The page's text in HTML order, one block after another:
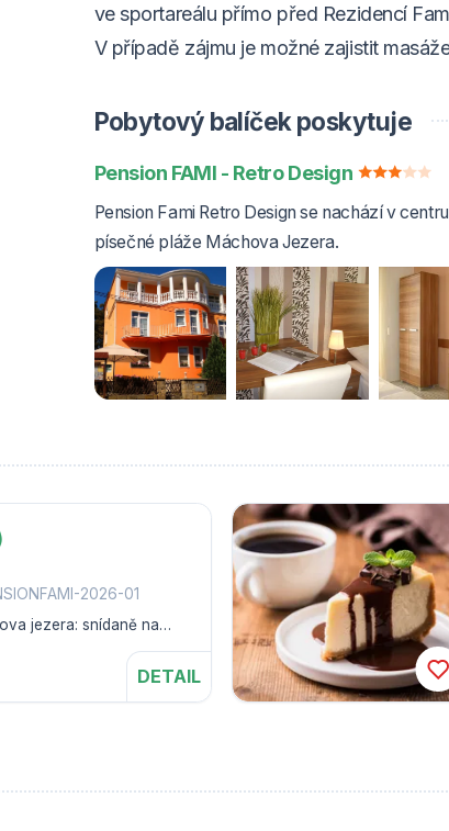
ve sportareálu přímo před Rezidencí
V případě zájmu je možné zajistit
Pobytový balíček poskytuje
Pension FAMI - Retro Design
Pension Fami Retro Design se nachází v
písečné pláže Máchova Jezera.
2026-01
jezera: snídaně na
DETAIL